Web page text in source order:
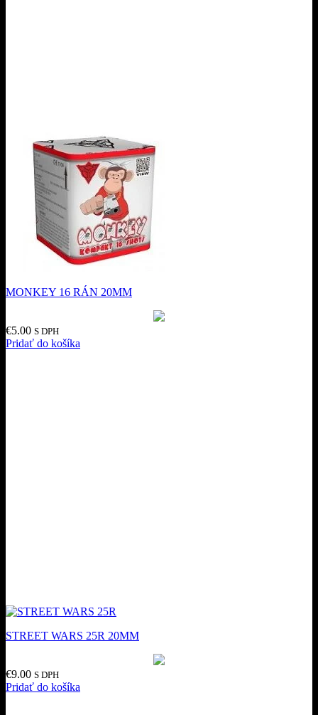
MONKEY 16 RÁN 20MM
€5.00 S DPH
Pridať do košíka
STREET WARS 25R 20MM
€9.00 S DPH
Pridať do košíka